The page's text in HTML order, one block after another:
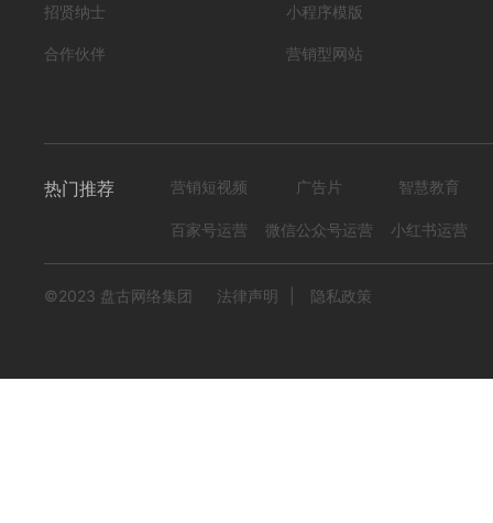
招贤纳士
合作伙伴
小程序模版
营销型网站
热门推荐 营销短视频 广告片 智慧教育
百家号运营 微信公众号运营 小红书运营
©2023 盘古网络集团 法律声明 隐私政策